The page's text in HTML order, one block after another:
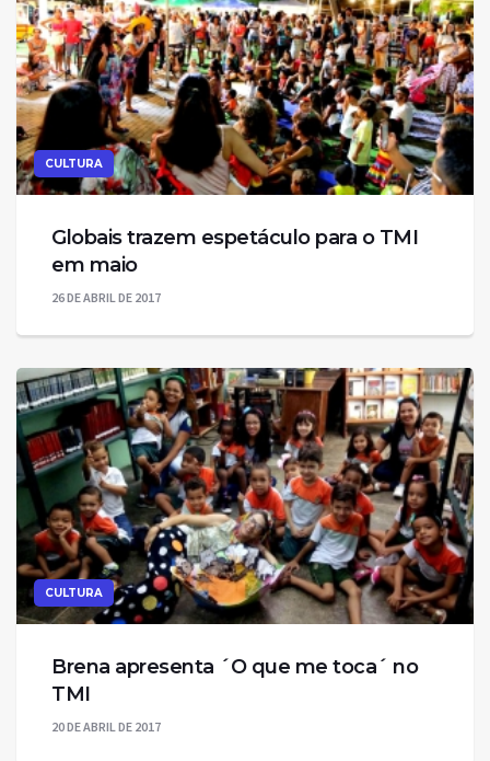
CULTURA
Globais trazem espetáculo para o TMI
em maio
26 DE ABRIL DE 2017
CULTURA
Brena apresenta ´O que me toca´ no
TMI
20 DE ABRIL DE 2017